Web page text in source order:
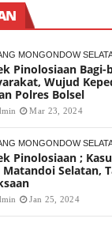
MONGONDOW
Pinolosiaan
Wujud
Polres Bolsel
Mar 23, 2024
MONGONDOW
Pinolosiaan ;
Matandoi Selatan,
Jan 25, 2024